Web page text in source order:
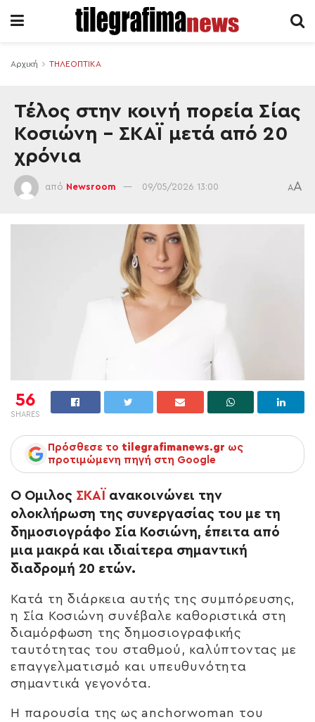
Αρχική ΤΗΛΕΟΠΤΙΚΑ
Τέλος στην κοινή πορεία Σίας
Κοσιώνη – ΣΚΑΪ μετά από 20
χρόνια
από Newsroom 09/05/2026 13:00 AA
56
SHARES
Πρόσθεσε το tilegrafimanews.gr ως
προτιμώμενη πηγή στη Google
Ο Όμιλος ΣΚΑΪ ανακοινώνει την
ολοκλήρωση της συνεργασίας του με τη
δημοσιογράφο Σία Κοσιώνη, έπειτα από
μια μακρά και ιδιαίτερα σημαντική
διαδρομή 20 ετών.
Κατά τη διάρκεια αυτής της συμπόρευσης,
η Σία Κοσιώνη συνέβαλε καθοριστικά στη
διαμόρφωση της δημοσιογραφικής
ταυτότητας του σταθμού, καλύπτοντας με
επαγγελματισμό και υπευθυνότητα
σημαντικά γεγονότα.
Η παρουσία της ως anchorwoman του